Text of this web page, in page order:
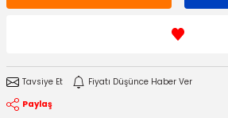
Tavsiye Et
Fiyatı Düşünce Haber Ver
Paylaş